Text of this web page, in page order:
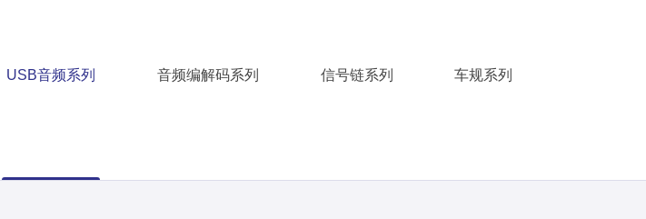
USB音频系列 音频编解码系列 信号链系列 车规系列